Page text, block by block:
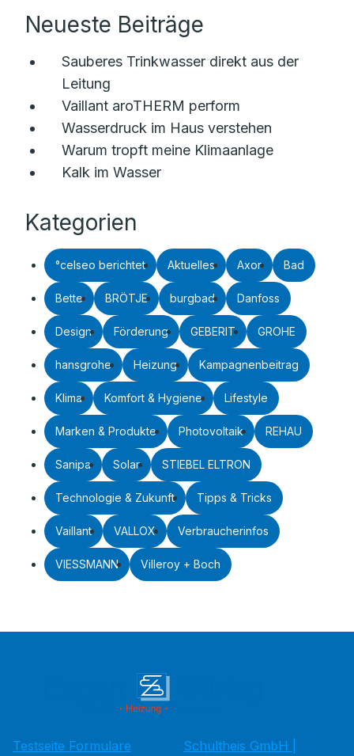
Neueste Beiträge
Sauberes Trinkwasser direkt aus der
Leitung
Vaillant aroTHERM perform
Wasserdruck im Haus verstehen
Warum tropft meine Klimaanlage
Kalk im Wasser
Kategorien
°celseo berichtet Aktuelles Axor Bad
Bette BRÖTJE burgbad Danfoss
Design Förderung GEBERIT GROHE
hansgrohe Heizung Kampagnenbeitrag
Klima Komfort & Hygiene Lifestyle
Marken & Produkte Photovoltaik REHAU
Sanipa Solar STIEBEL ELTRON
Technologie & Zukunft Tipps & Tricks
Vaillant VALLOX Verbraucherinfos
VIESSMANN Villeroy + Boch
Testseite Formulare
Schultheis GmbH |